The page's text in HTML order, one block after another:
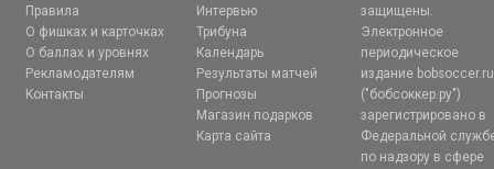
Правила
О фишках и карточках
О баллах и уровнях
Рекламодателям
Контакты
Интервью
Трибуна
Календарь
Результаты матчей
Прогнозы
Магазин подарков
Карта сайта
защищены.
Электронное
периодическое
издание bobsoccer.ru
("бобсоккер.ру")
зарегистрировано в
Федеральной
по надзору в сфере